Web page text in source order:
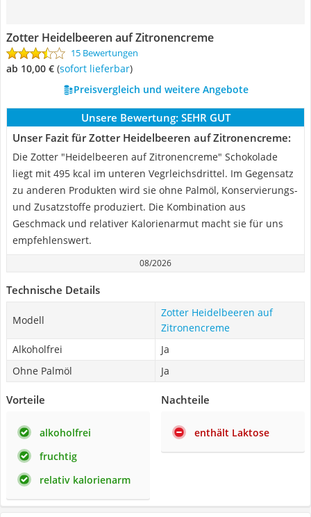
Zotter Heidelbeeren auf Zitronencreme
15 Bewertungen
ab 10,00 € ( Sofort lieferbar)
Preisvergleich und weitere Angebote
Unsere Bewertung: SEHR GUT
Unser Fazit für Zotter Heidelbeeren auf Zitronencreme:
Die Zotter "Heidelbeeren auf Zitronencreme" Schokolade
liegt mit 495 kcal im unteren Vegrleichsdrittel. Im Gegensatz
zu anderen Produkten wird sie ohne Palmöl, Konservierungs-
und Zusatzstoffe produziert. Die Kombination aus
Geschmack und relativer Kalorienarmut macht sie für uns
empfehlenswert.
08/2026
Technische Details
Modell
Zotter Heidelbeeren auf
Zitronencreme
Alkoholfrei
Ja
Ohne Palmöl
Ja
Vorteile
alkoholfrei
fruchtig
relativ kalorienarm
Nachteile
enthält Laktose